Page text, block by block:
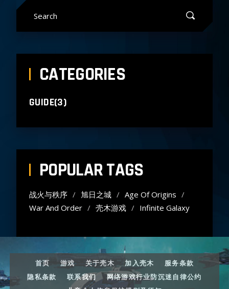
Search
CATEGORIES
GUIDE(3)
POPULAR TAGS
战火与秩序 旭日之城
Age Of Origins
War And Order
壳木游戏 Infinite Galaxy
首页 游戏 关于壳木 加入壳木
服务条款
隐私条款
联系我们
网络游戏行业防沉迷自律公约